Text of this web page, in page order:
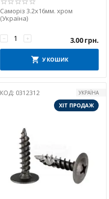
Саморіз 3.2х16мм. хром
(Україна)
+
− 3.00грн.
У КОШИК
КОД: 0312312
УКРАЇНА
ХІТ ПРОДАЖ